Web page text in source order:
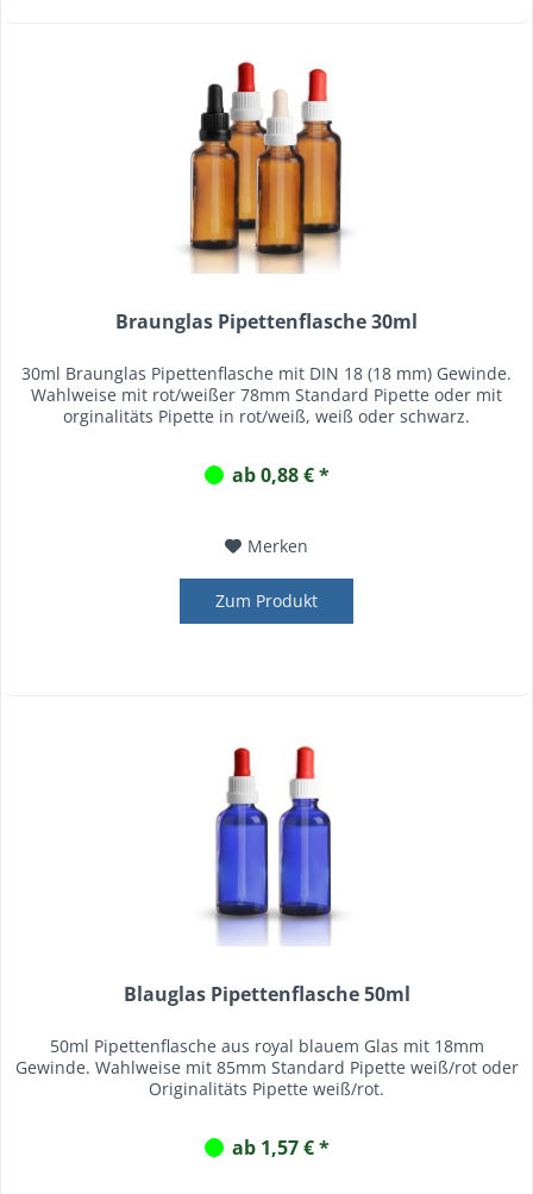
Braunglas Pipettenflasche 30ml
30ml Braunglas Pipettenflasche mit DIN 18 (18 mm) Gewinde.
Wahlweise mit rot/weißer 78mm Standard Pipette oder mit
orginalitäts Pipette in rot/weiß, weiß oder schwarz.
ab 0,88 € *
Merken
Zum Produkt
Blauglas Pipettenflasche 50ml
50ml Pipettenflasche aus royal blauem Glas mit 18mm
Gewinde. Wahlweise mit 85mm Standard Pipette weiß/rot oder
Originalitäts Pipette weiß/rot.
ab 1,57 € *